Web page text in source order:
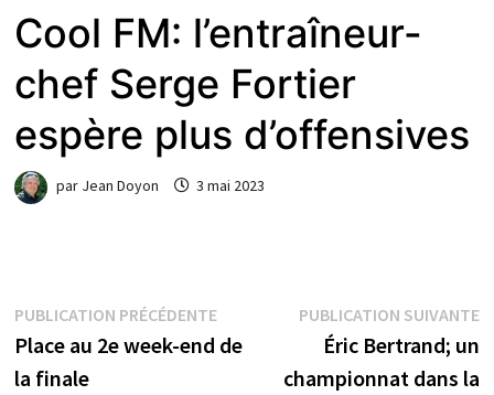
Cool FM: l’entraîneur-
chef Serge Fortier
espère plus d’offensives
par Jean Doyon 3 mai 2023
Navigation
de
PUBLICATION PRÉCÉDENTEPublication
précédente :
Place au 2e week-end de
la finale
PUBLICATION SUIVANTE
Éric Bertrand; un
championnat dans la